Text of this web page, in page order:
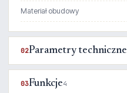
Materiał obudowy
02Parametry techniczne
03Funkcje4